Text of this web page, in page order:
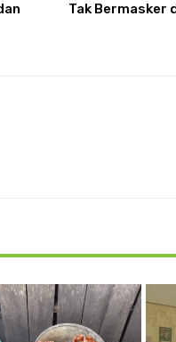
Tak Bermasker